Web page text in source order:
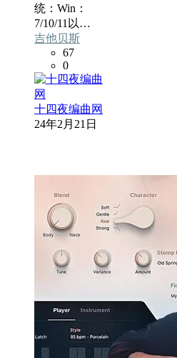
统：Win：
7/10/11以…
吉他贝斯
67
0
十四夜编曲网
24年2月21日